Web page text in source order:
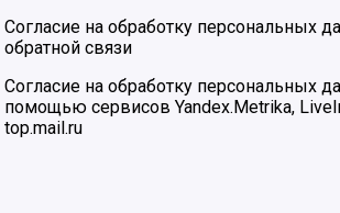
Согласие на обработку персональных
обратной связи
Согласие на обработку персональных
помощью сервисов Yandex.Metrika,
top.mail.ru